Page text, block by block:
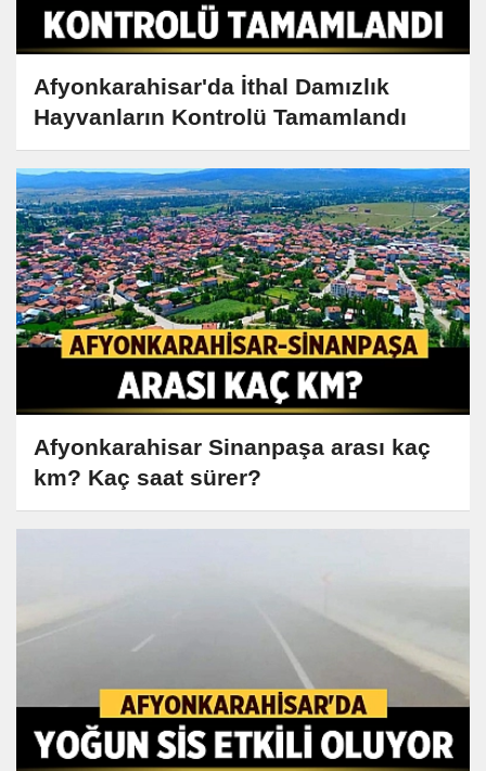
Afyonkarahisar'da İthal Damızlık
Hayvanların Kontrolü Tamamlandı
Afyonkarahisar Sinanpaşa arası kaç
km? Kaç saat sürer?